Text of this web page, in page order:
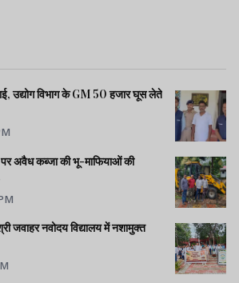
उद्योग विभाग के GM 50 हजार घूस लेते
अवैध कब्जा की भू-माफियाओं की
जवाहर नवोदय विद्यालय में नशामुक्‍त